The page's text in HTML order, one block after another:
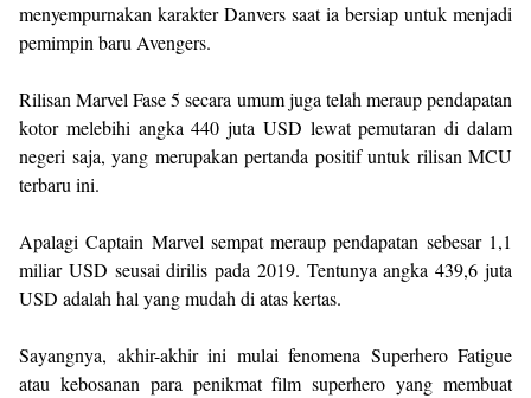
menyempurnakan karakter Danvers saat ia bersiap untuk menjadi
pemimpin baru Avengers.
Rilisan Marvel Fase 5 secara umum juga telah meraup pendapatan
kotor melebihi angka 440 juta USD lewat pemutaran di dalam
negeri saja, yang merupakan pertanda positif untuk rilisan MCU
terbaru ini.
Apalagi Captain Marvel sempat meraup pendapatan sebesar 1,1
miliar USD seusai dirilis pada 2019. Tentunya angka 439,6 juta
USD adalah hal yang mudah di atas kertas.
Sayangnya, akhir-akhir ini mulai fenomena Superhero Fatigue
atau kebosanan para penikmat film superhero yang membuat